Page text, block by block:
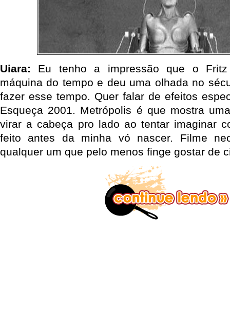
Uiara: Eu tenho a impressão que o
máquina do tempo e deu uma olhada no
fazer esse tempo. Quer falar de efeitos
Esqueça 2001. Metrópolis é que mostra
virar a cabeça pro lado ao tentar imaginar
feito antes da minha vó nascer. Filme
qualquer um que pelo menos finge gostar de